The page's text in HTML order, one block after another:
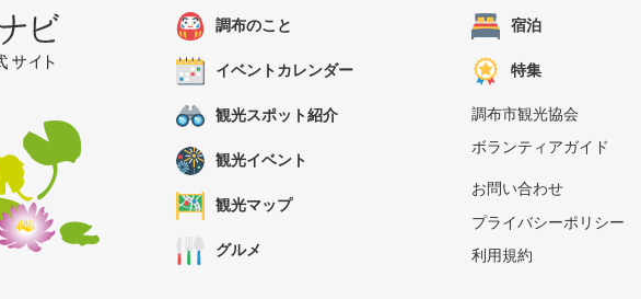
調布のこと
イベントカレンダー
観光スポット紹介
観光イベント
観光マップ
グルメ
宿泊
特集
調布市観光協会
ボランティアガイド
お問い合わせ
プライバシーポリシー
利用規約